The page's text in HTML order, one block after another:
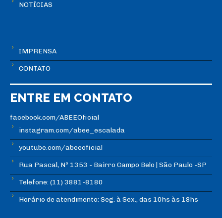
NOTÍCIAS
IMPRENSA
CONTATO
ENTRE EM CONTATO
facebook.com/ABEEOficial
instagram.com/abee_escalada
youtube.com/abeeoficial
Rua Pascal, Nº 1353 - Bairro Campo Belo | São Paulo -SP
Telefone: (11) 3881-8180
Horário de atendimento: Seg. à Sex., das 10hs às 18hs